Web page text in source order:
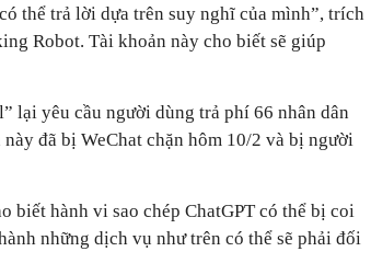
thể trả lời dựa trên suy nghĩ của mình”, trích
Robot. Tài khoản này cho biết sẽ giúp
lại yêu cầu người dùng trả phí 66 nhân dân
đã bị WeChat chặn hôm 10/2 và bị người
biết hành vi sao chép ChatGPT có thể bị coi
những dịch vụ như trên có thể sẽ phải đối